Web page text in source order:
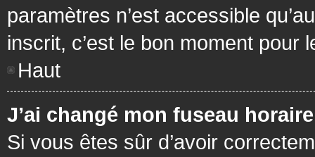
paramètres n’est accessible
inscrit, c’est le bon moment pour
Haut
J’ai changé mon fuseau
Si vous êtes sûr d’avoir